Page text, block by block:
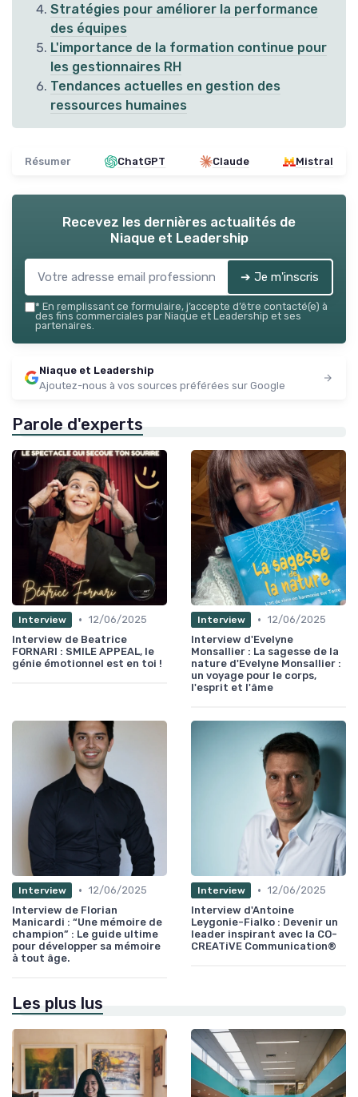
Stratégies pour améliorer la performance
des équipes
L'importance de la formation continue pour
les gestionnaires RH
Tendances actuelles en gestion des
ressources humaines
Résumer ChatGPT Claude Mistral
Recevez les dernières actualités de
Niaque et Leadership
➔ Je m'inscris
* En remplissant ce formulaire, j’accepte d’être contacté(e) à
des fins commerciales par Niaque et Leadership et ses
partenaires.
Niaque et Leadership
Ajoutez-nous à vos sources préférées sur Google
Parole d'experts
Interview • 12/06/2025
Interview de Beatrice
FORNARI : SMILE APPEAL, le
génie émotionnel est en toi !
Interview • 12/06/2025
Interview d'Evelyne
Monsallier : La sagesse de la
nature d'Evelyne Monsallier :
un voyage pour le corps,
l'esprit et l'âme
Interview • 12/06/2025
Interview de Florian
Manicardi : “Une mémoire de
champion” : Le guide ultime
pour développer sa mémoire
à tout âge.
Interview • 12/06/2025
Interview d'Antoine
Leygonie-Fialko : Devenir un
leader inspirant avec la CO-
CREATiVE Communication®
Les plus lus